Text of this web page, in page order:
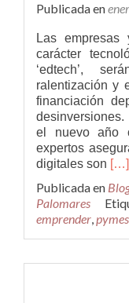
Publicada en
Las
carácter
‘edtech’,
ralentización y
financiación
el nuevo año
expertos
digitales son Leer
de
las
o
[…]
Publicada en
Palomares
emprender,pymes